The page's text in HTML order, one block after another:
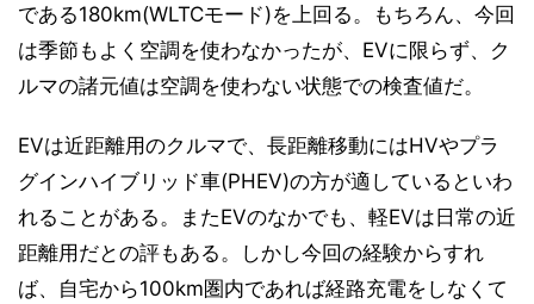
である180km(WLTCモード)を上回る。もちろん、今回
は季節もよく空調を使わなかったが、EVに限らず、ク
ルマの諸元値は空調を使わない状態での検査値だ。
EVは近距離用のクルマで、長距離移動にはHVやプラ
グインハイブリッド車(PHEV)の方が適しているといわ
れることがある。またEVのなかでも、軽EVは日常の近
距離用だとの評もある。しかし今回の経験からすれ
ば、自宅から100km圏内であれば経路充電をしなくて